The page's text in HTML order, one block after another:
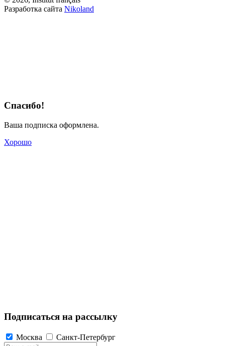
Разработка сайта Nikoland
Спасибо!
Ваша подписка оформлена.
Хорошо
Подписаться на рассылку
Москва Санкт-Петербург